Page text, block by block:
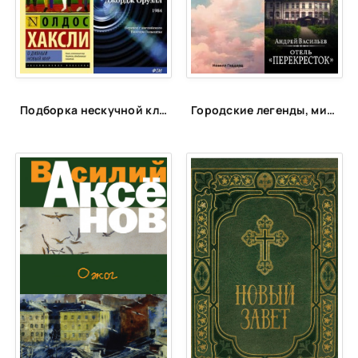
24
25
26
30
35
36
37
Подборка нескучной классики Городские легенды, мистические истории и всё о хтони